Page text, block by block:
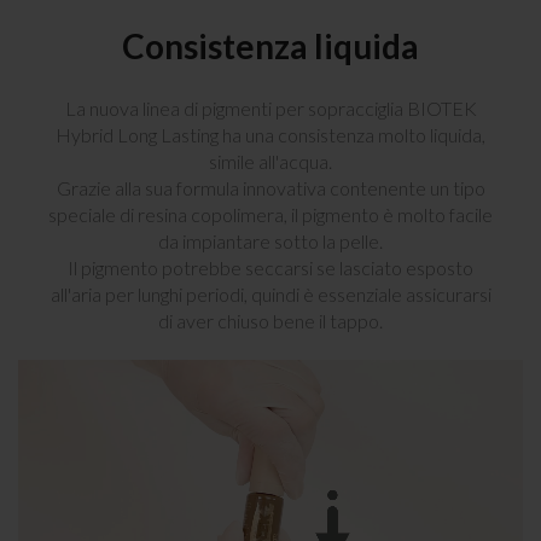
Consistenza liquida
La nuova linea di pigmenti per sopracciglia BIOTEK
Hybrid Long Lasting ha una consistenza molto liquida,
simile all'acqua.
Grazie alla sua formula innovativa contenente un tipo
speciale di resina copolimera, il pigmento è molto facile
da impiantare sotto la pelle.
Il pigmento potrebbe seccarsi se lasciato esposto
all'aria per lunghi periodi, quindi è essenziale assicurarsi
di aver chiuso bene il tappo.